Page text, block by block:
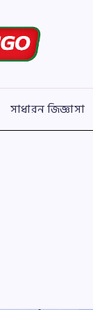
সাধারন জিজ্ঞাসা